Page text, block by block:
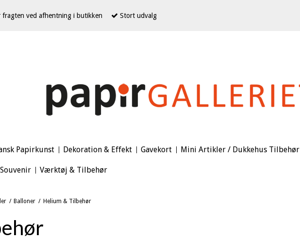
fragten ved afhentning i butikken Stort udvalg
Papirkunst Dekoration & Effekt Gavekort Mini Artikler / Dukkehus Tilbehør
Værktøj & Tilbehør
/ Balloner / Helium & Tilbehør